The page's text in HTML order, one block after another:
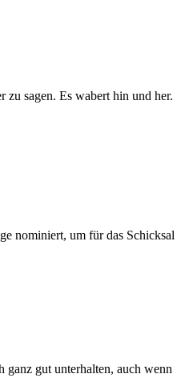
zu sagen. Es wabert hin und her.
nominiert, um für das Schicksal
ganz gut unterhalten, auch wenn